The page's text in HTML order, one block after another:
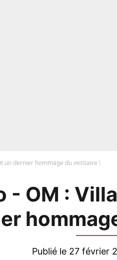
un dernier hommage du vestiaire !
- OM :
Publié le 27 février